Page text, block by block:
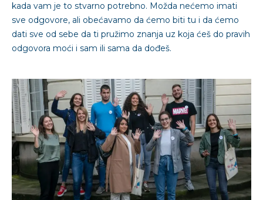
kada vam je to stvarno potrebno. Možda nećemo imati
sve odgovore, ali obećavamo da ćemo biti tu i da ćemo
dati sve od sebe da ti pružimo znanja uz koja ćeš do pravih
odgovora moći i sam ili sama da dođeš.